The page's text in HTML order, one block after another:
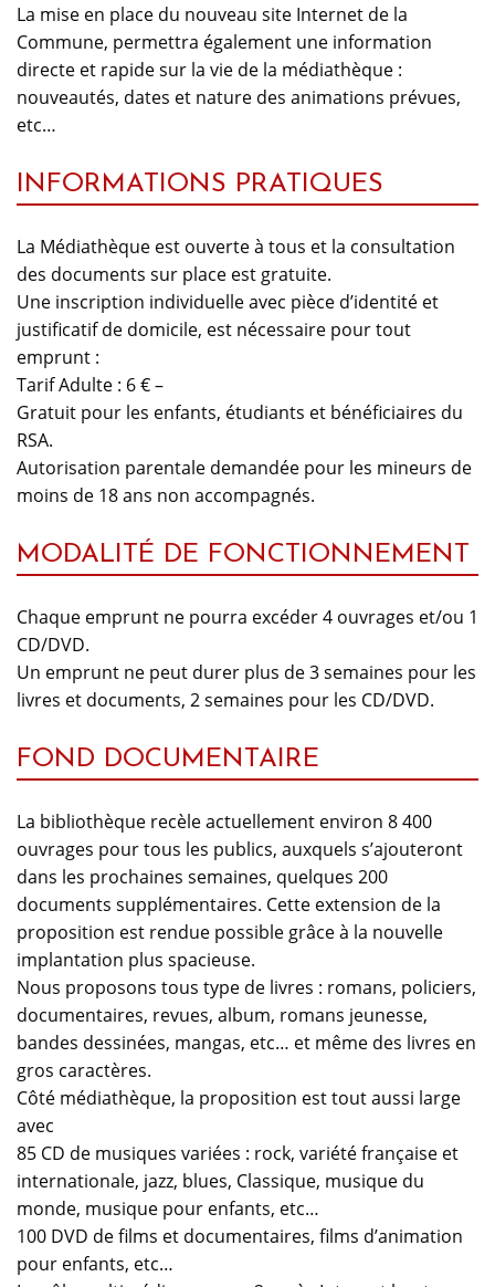
La mise en place du nouveau site Internet de la
Commune, permettra également une information
directe et rapide sur la vie de la médiathèque :
nouveautés, dates et nature des animations prévues,
etc…
INFORMATIONS PRATIQUES
La Médiathèque est ouverte à tous et la consultation
des documents sur place est gratuite.
Une inscription individuelle avec pièce d’identité et
justificatif de domicile, est nécessaire pour tout
emprunt :
Tarif Adulte : 6 € –
Gratuit pour les enfants, étudiants et bénéficiaires du
RSA.
Autorisation parentale demandée pour les mineurs de
moins de 18 ans non accompagnés.
MODALITÉ DE FONCTIONNEMENT
Chaque emprunt ne pourra excéder 4 ouvrages et/ou 1
CD/DVD.
Un emprunt ne peut durer plus de 3 semaines pour les
livres et documents, 2 semaines pour les CD/DVD.
FOND DOCUMENTAIRE
La bibliothèque recèle actuellement environ 8 400
ouvrages pour tous les publics, auxquels s’ajouteront
dans les prochaines semaines, quelques 200
documents supplémentaires. Cette extension de la
proposition est rendue possible grâce à la nouvelle
implantation plus spacieuse.
Nous proposons tous type de livres : romans, policiers,
documentaires, revues, album, romans jeunesse,
bandes dessinées, mangas, etc… et même des livres en
gros caractères.
Côté médiathèque, la proposition est tout aussi large
avec
85 CD de musiques variées : rock, variété française et
internationale, jazz, blues, Classique, musique du
monde, musique pour enfants, etc…
100 DVD de films et documentaires, films d’animation
pour enfants, etc…